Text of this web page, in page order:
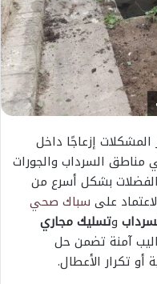
إزعاجًا داخل
مناطق السرداب والجورات
بشكل أسرع من
على سباك صحي
وتسليك مجاري
آمنة تضمن حل
تكرار الأعطال.